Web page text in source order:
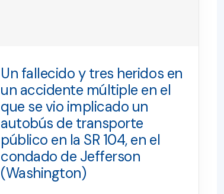
Un fallecido y tres heridos en
un accidente múltiple en el
que se vio implicado un
autobús de transporte
público en la SR 104, en el
condado de Jefferson
(Washington)